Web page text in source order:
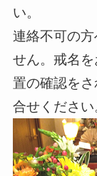
い。
連絡不可の
せん。戒名
置の確認を
合せください